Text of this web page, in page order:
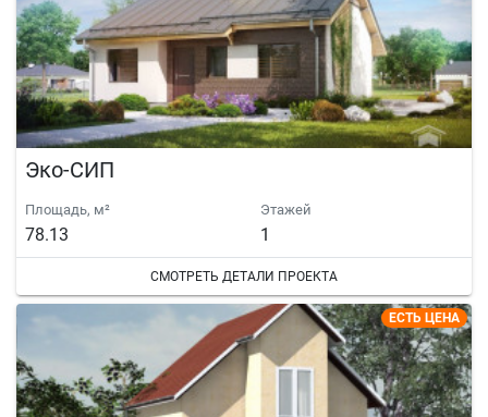
Эко-СИП
Площадь, м²
78.13
Этажей
1
СМОТРЕТЬ ДЕТАЛИ ПРОЕКТА
ЕСТЬ ЦЕНА